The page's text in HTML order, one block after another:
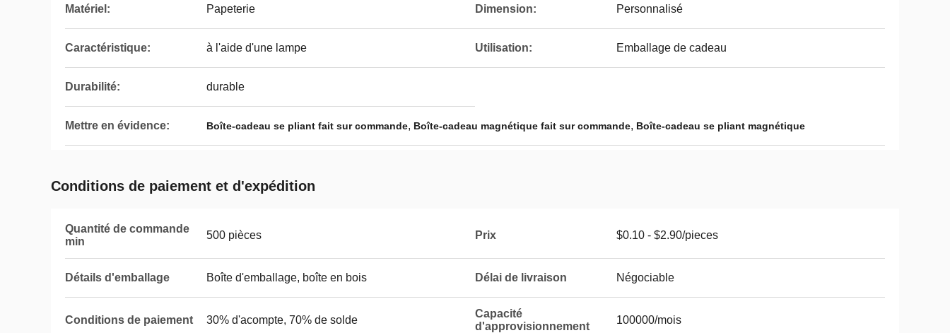
Matériel: Papeterie Dimension: Personnalisé
Caractéristique: à l'aide d'une lampe Utilisation: Emballage de cadeau
Durabilité: durable
Mettre en évidence: Boîte-cadeau se pliant fait sur commande, Boîte-cadeau magnétique fait sur commande, Boîte-cadeau se pliant magnétique
Conditions de paiement et d'expédition
Quantité de commande
min
500 pièces Prix $0.10 - $2.90/pieces
Détails d'emballage Boîte d'emballage, boîte en bois Délai de livraison Négociable
Conditions de paiement 30% d'acompte, 70% de solde
Capacité
d'approvisionnement
100000/mois